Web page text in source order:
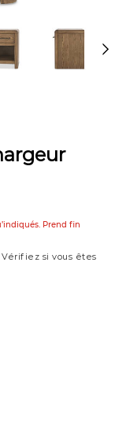
Prend fin
Vérifiez si vous êtes